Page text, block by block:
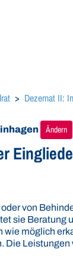
Dezernat II:
Ändern
von
sie Beratung
möglich